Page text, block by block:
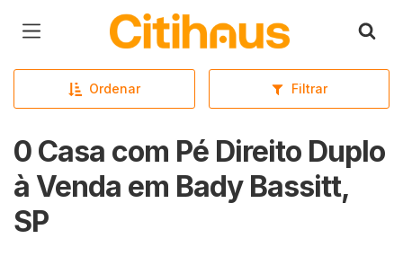
Página inicial
Ordenar Filtrar
0 Casa com Pé Direito Duplo
à Venda em Bady Bassitt,
SP